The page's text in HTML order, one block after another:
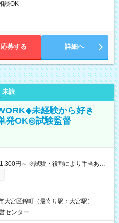
談OK
応募する 詳細へ
未読
未経験から好き
発OK◎試験監督
り 【即給（前払い）オプションあ
勤務から1週間ほどで給与の一部を受け
～17:30（休憩1時間） 時給1,300円
交通費 ※当日の役割により時給＋100
7:00～13:30（休憩なし） 時給1,300
間＝日収8,400円＋交通費 【試用期
大宮区錦町（最寄り駅：大宮駅）
センター